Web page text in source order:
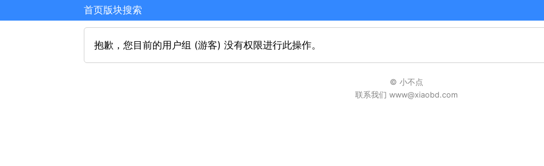
首页版块搜索
抱歉，您目前的用户组 (游客) 没有权限进行此操作。
© 小不点
联系我们 www@xiaobd.com